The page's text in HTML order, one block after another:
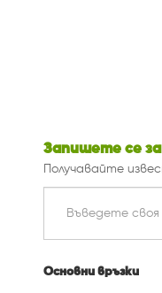
Запишете се
Получавайте
Основни връзки